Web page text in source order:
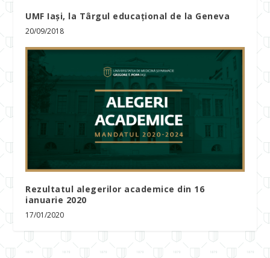
UMF Iași, la Târgul educațional de la Geneva
20/09/2018
Rezultatul alegerilor academice din 16
ianuarie 2020
17/01/2020